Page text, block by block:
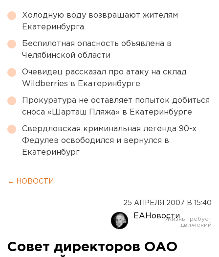
Холодную воду возвращают жителям
Екатеринбурга
Беспилотная опасность объявлена в
Челябинской области
Очевидец рассказал про атаку на склад
Wildberries в Екатеринбурге
Прокуратура не оставляет попыток добиться
сноса «Шарташ Пляжа» в Екатеринбурге
Свердловская криминальная легенда 90-х
Федулев освободился и вернулся в
Екатеринбург
← НОВОСТИ
25 АПРЕЛЯ 2007 В 15:40
ЕАНовости
Совет директоров ОАО